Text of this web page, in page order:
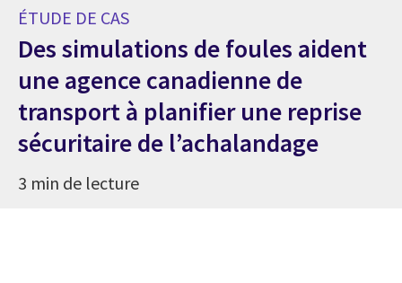
ÉTUDE DE CAS
Des simulations de foules aident
une agence canadienne de
transport à planifier une reprise
sécuritaire de l’achalandage
3 min de lecture